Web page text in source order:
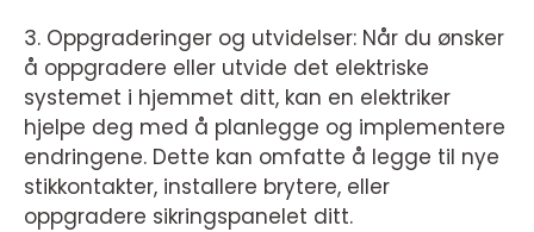
3. Oppgraderinger og utvidelser: Når du ønsker
å oppgradere eller utvide det elektriske
systemet i hjemmet ditt, kan en elektriker
hjelpe deg med å planlegge og implementere
endringene. Dette kan omfatte å legge til nye
stikkontakter, installere brytere, eller
oppgradere sikringspanelet ditt.